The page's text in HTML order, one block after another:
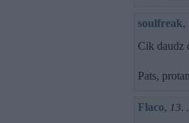
soulfreak,
Cik daudz
Pats,
Flaco, 13.